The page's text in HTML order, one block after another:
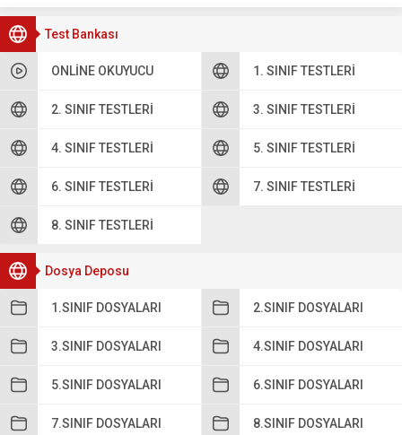
Test Bankası
ONLINE OKUYUCU 1. SINIF TESTLERI
2. SINIF TESTLERI 3. SINIF TESTLERI
4. SINIF TESTLERI 5. SINIF TESTLERI
6. SINIF TESTLERI 7. SINIF TESTLERI
8. SINIF TESTLERI
Dosya Deposu
1.SINIF DOSYALARI 2.SINIF DOSYALARI
3.SINIF DOSYALARI 4.SINIF DOSYALARI
5.SINIF DOSYALARI 6.SINIF DOSYALARI
7.SINIF DOSYALARI 8.SINIF DOSYALARI